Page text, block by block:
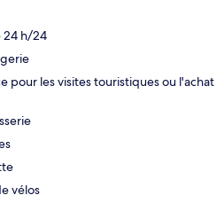
24 h/24
pour les visites touristiques ou l'achat
vélos